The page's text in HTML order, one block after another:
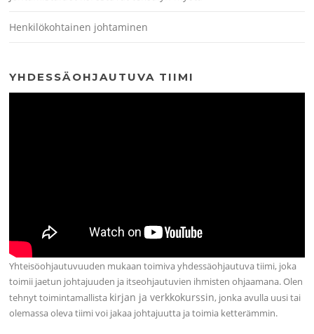
Henkilökohtainen johtaminen
YHDESSÄOHJAUTUVA TIIMI
Yhteisöohjautuvuuden mukaan toimiva yhdessäohjautuva tiimi, joka
toimii jaetun johtajuuden ja itseohjautuvien ihmisten ohjaamana. Olen
tehnyt toimintamallista kirjan ja verkkokurssin, jonka avulla uusi tai
olemassa oleva tiimi voi jakaa johtajuutta ja toimia ketterämmin.